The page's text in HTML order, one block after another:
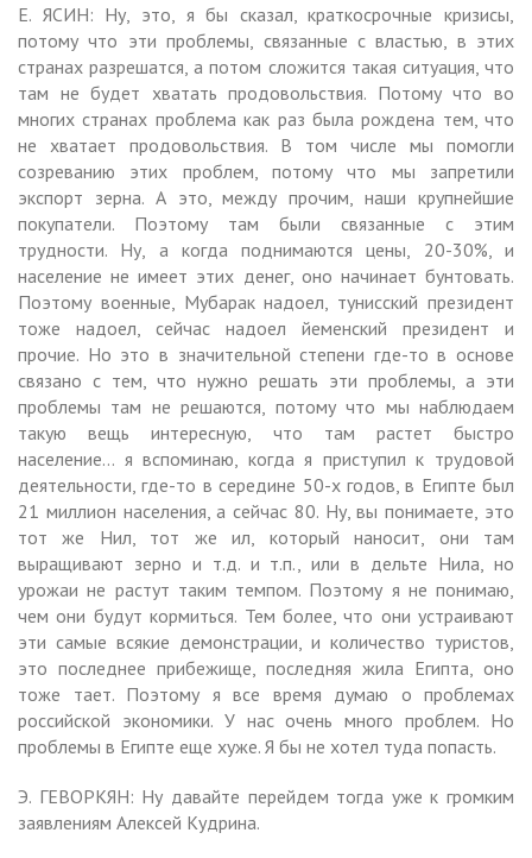
Е. ЯСИН: Ну, это, я бы сказал, краткосрочные кризисы,
потому что эти проблемы, связанные с властью, в этих
странах разрешатся, а потом сложится такая ситуация, что
там не будет хватать продовольствия. Потому что во
многих странах проблема как раз была рождена тем, что
не хватает продовольствия. В том числе мы помогли
созреванию этих проблем, потому что мы запретили
экспорт зерна. А это, между прочим, наши крупнейшие
покупатели. Поэтому там были связанные с этим
трудности. Ну, а когда поднимаются цены, 20-30%, и
население не имеет этих денег, оно начинает бунтовать.
Поэтому военные, Мубарак надоел, тунисский президент
тоже надоел, сейчас надоел йеменский президент и
прочие. Но это в значительной степени где-то в основе
связано с тем, что нужно решать эти проблемы, а эти
проблемы там не решаются, потому что мы наблюдаем
такую вещь интересную, что там растет быстро
население… я вспоминаю, когда я приступил к трудовой
деятельности, где-то в середине 50-х годов, в Египте был
21 миллион населения, а сейчас 80. Ну, вы понимаете, это
тот же Нил, тот же ил, который наносит, они там
выращивают зерно и т.д. и т.п., или в дельте Нила, но
урожаи не растут таким темпом. Поэтому я не понимаю,
чем они будут кормиться. Тем более, что они устраивают
эти самые всякие демонстрации, и количество туристов,
это последнее прибежище, последняя жила Египта, оно
тоже тает. Поэтому я все время думаю о проблемах
российской экономики. У нас очень много проблем. Но
проблемы в Египте еще хуже. Я бы не хотел туда попасть.
Э. ГЕВОРКЯН: Ну давайте перейдем тогда уже к громким
заявлениям Алексей Кудрина.